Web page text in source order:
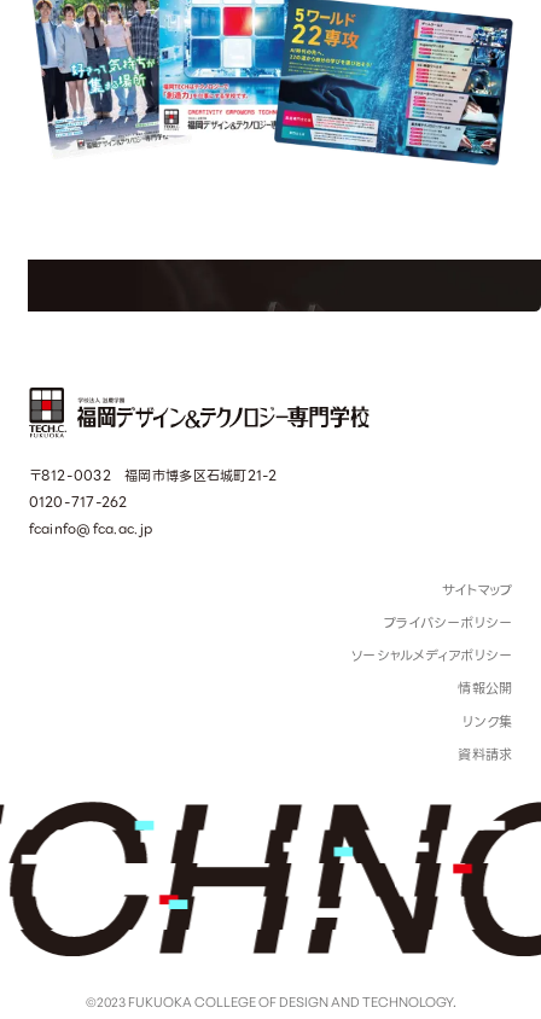
Information
〒812-0032 福岡市博多区石城町21-2
0120-717-262
fcainfo@fca.ac.jp
サイトマップ
プライバシーポリシー
ソーシャルメディアポリシー
情報公開
リンク集
資料請求
©2023 FUKUOKA COLLEGE OF DESIGN AND TECHNOLOGY.